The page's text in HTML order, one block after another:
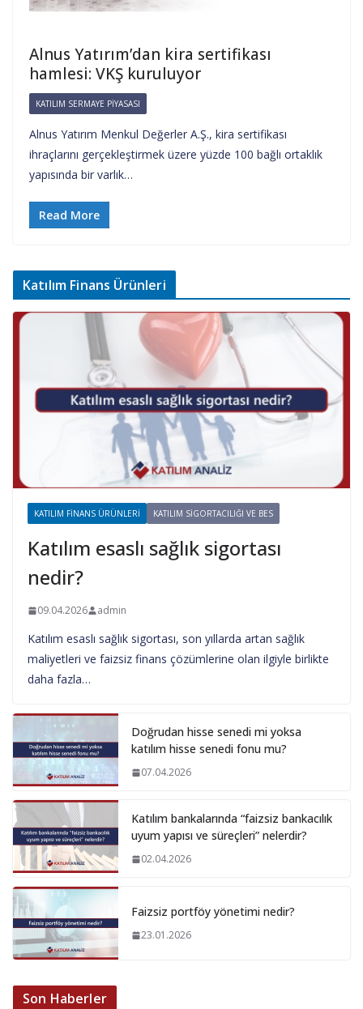
Alnus Yatırım’dan kira sertifikası
hamlesi: VKŞ kuruluyor
KATILIM SERMAYE PIYASASI
Alnus Yatırım Menkul Değerler A.Ş., kira sertifikası
ihraçlarını gerçekleştirmek üzere yüzde 100 bağlı ortaklık
yapısında bir varlık…
Read More
Katılım Finans Ürünleri
KATILIM FINANS ÜRÜNLERI KATILIM SIGORTACILIĞI VE BES
Katılım esaslı sağlık sigortası
nedir?
09.04.2026 admin
Katılım esaslı sağlık sigortası, son yıllarda artan sağlık
maliyetleri ve faizsiz finans çözümlerine olan ilgiyle birlikte
daha fazla…
Doğrudan hisse senedi mi yoksa
katılım hisse senedi fonu mu?
07.04.2026
Katılım bankalarında “faizsiz bankacılık
uyum yapısı ve süreçleri” nelerdir?
02.04.2026
Faizsiz portföy yönetimi nedir?
23.01.2026
Son Haberler